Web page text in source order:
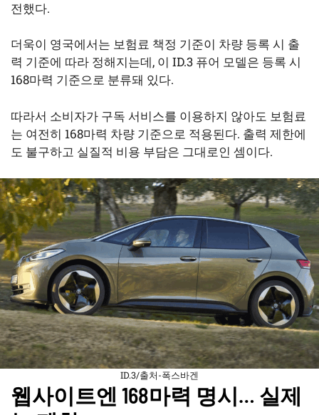
전했다.
더욱이 영국에서는 보험료 책정 기준이 차량 등록 시 출
력 기준에 따라 정해지는데, 이 ID.3 퓨어 모델은 등록 시
168마력 기준으로 분류돼 있다.
따라서 소비자가 구독 서비스를 이용하지 않아도 보험료
는 여전히 168마력 차량 기준으로 적용된다. 출력 제한에
도 불구하고 실질적 비용 부담은 그대로인 셈이다.
ID.3/출처-폭스바겐
웹사이트엔 168마력 명시… 실제